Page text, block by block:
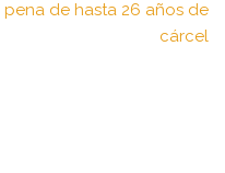
pena de hasta 26 años de
cárcel